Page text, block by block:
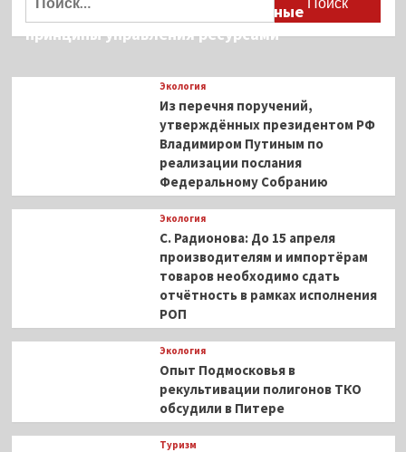
возможность сформировать единые
принципы управления ресурсами
Экология
Из перечня поручений,
утверждённых президентом РФ
Владимиром Путиным по
реализации послания
Федеральному Собранию
Экология
С. Радионова: До 15 апреля
производителям и импортёрам
товаров необходимо сдать
отчётность в рамках исполнения
РОП
Экология
Опыт Подмосковья в
рекультивации полигонов ТКО
обсудили в Питере
Туризм